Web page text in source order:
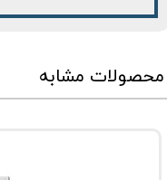
محصولات مشابه